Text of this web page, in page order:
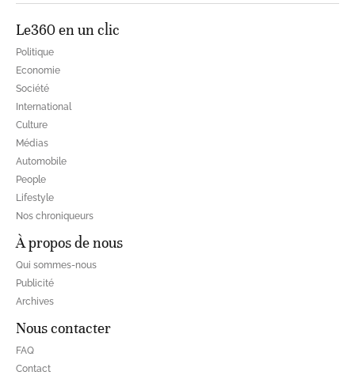
Le360 en un clic
Politique
Economie
Société
International
Culture
Médias
Automobile
People
Lifestyle
Nos chroniqueurs
À propos de nous
Qui sommes-nous
Publicité
Archives
Nous contacter
FAQ
Contact